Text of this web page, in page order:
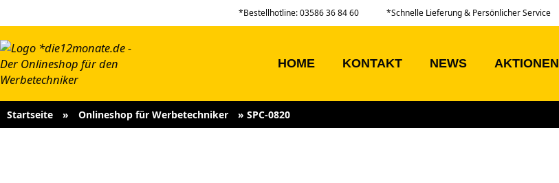
*Bestellhotline: 03586 36 84 60 *Schnelle Lieferung & Persönlicher Service
HOME KONTAKT NEWS AKTIONEN
Startseite » Onlineshop für Werbetechniker » SPC-0820